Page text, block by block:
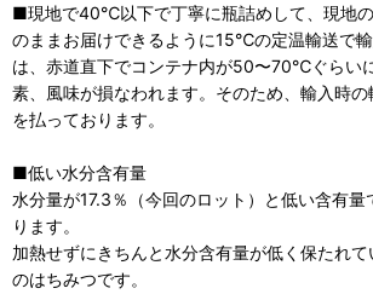
■現地で40℃以下で丁寧に瓶詰めして、現地
のままお届けできるように15℃の定温輸送で
は、赤道直下でコンテナ内が50〜70℃ぐらい
素、風味が損なわれます。そのため、輸入時
を払っております。
■低い水分含有量
水分量が17.3％（今回のロット）と低い含有量
ります。
加熱せずにきちんと水分含有量が低く保たれ
のはちみつです。